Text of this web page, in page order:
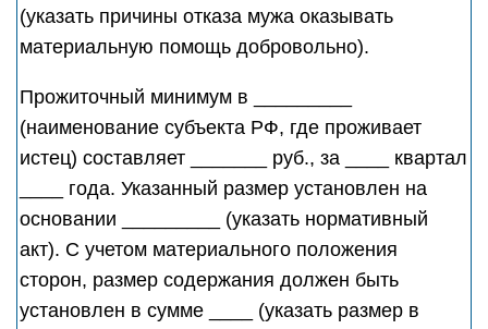
(указать причины отказа мужа оказывать
материальную помощь добровольно).
Прожиточный минимум в _________
(наименование субъекта РФ, где проживает
истец) составляет _______ руб., за ____ квартал
____ года. Указанный размер установлен на
основании _________ (указать нормативный
акт). С учетом материального положения
сторон, размер содержания должен быть
установлен в сумме ____ (указать размер в